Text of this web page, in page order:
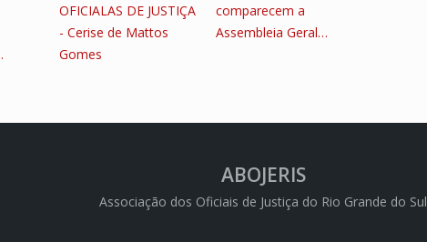
OFICIALAS DE JUSTIÇA
- Cerise de Mattos
Gomes
comparecem a
Assembleia Geral…
ABOJERIS
Associação dos Oficiais de Justiça do Rio Grande do Sul